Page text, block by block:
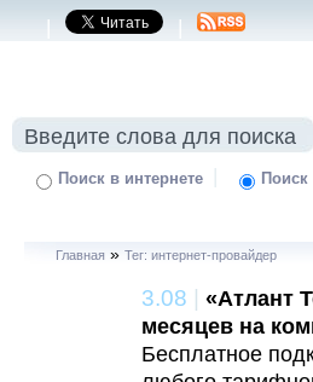
| |
Поиск в интернете | Поиск
Главная » Тег: интернет-провайдер
3.08 | «Атлант
месяцев на
Бесплатное